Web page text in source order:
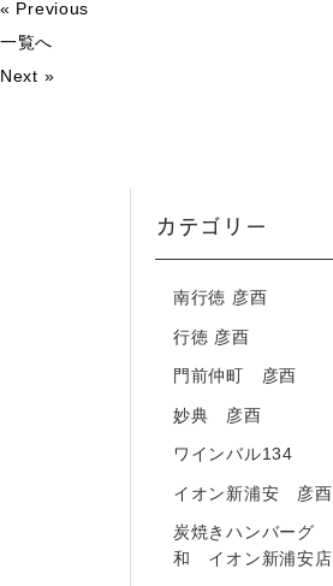
« Previous
一覧へ
Next »
カテゴリー
南行徳 彦酉
行徳 彦酉
門前仲町 彦酉
妙典 彦酉
ワインバル134
イオン新浦安 彦酉
炭焼きハンバーグ
和 イオン新浦安店